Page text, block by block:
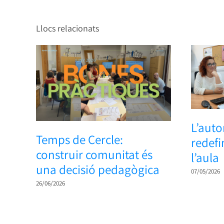
Llocs relacionats
Temps de Cercle:
construir comunitat és
una decisió pedagògica
26/06/2026
l’aula
07/05/2026